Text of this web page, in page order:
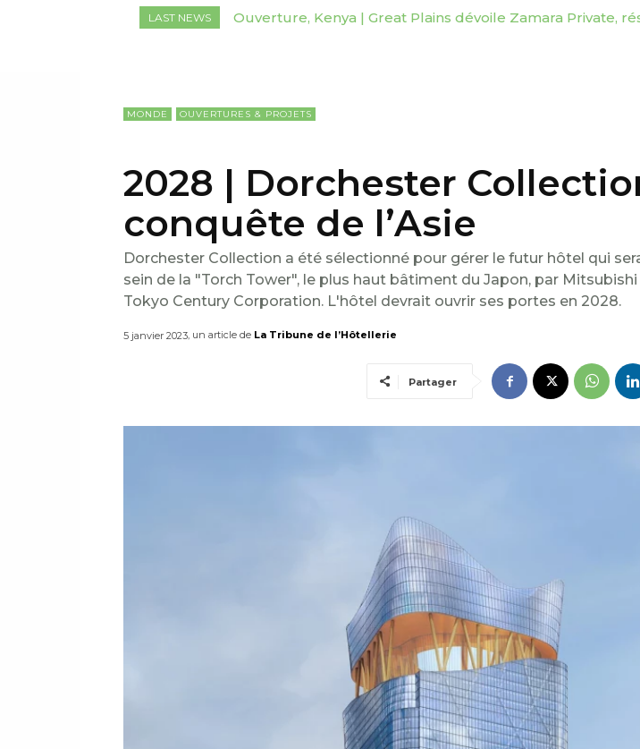
U
I
LAST NEWS Ouverture, Kenya | Great Plains dévoile Zamara Private,
Nomination, Australie | Josquin Crepelliere nommé Hotel
MONDE OUVERTURES & PROJETS
2028 | Dorchester
conquête de l’Asie
Dorchester Collection a été sélectionné pour gérer le futur hôtel qui
sein de la "Torch Tower", le plus haut bâtiment du Japon, par
Tokyo Century Corporation. L'hôtel devrait ouvrir ses portes en 2028.
5 janvier 2023, un article de La Tribune de l’Hôtellerie
Partager